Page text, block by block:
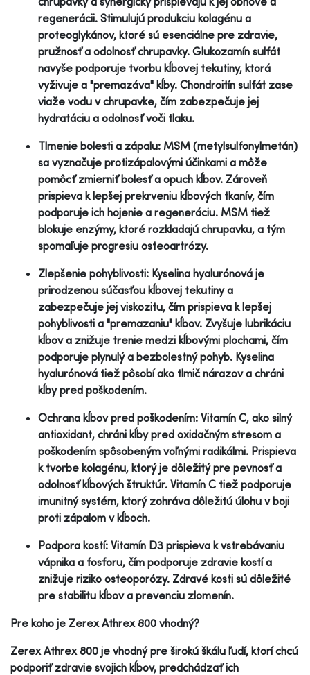
regenerácii. Stimulujú produkciu kolagénu a
proteoglykánov, ktoré sú esenciálne pre zdravie,
pružnosť a odolnosť chrupavky. Glukozamín sulfát
navyše podporuje tvorbu kĺbovej tekutiny, ktorá
vyživuje a "premazáva" kĺby. Chondroitín sulfát zase
viaže vodu v chrupavke, čím zabezpečuje jej
hydratáciu a odolnosť voči tlaku.
Tlmenie bolesti a zápalu: MSM (metylsulfonylmetán)
sa vyznačuje protizápalovými účinkami a môže
pomôcť zmierniť bolesť a opuch kĺbov. Zároveň
prispieva k lepšej prekrveniu kĺbových tkanív, čím
podporuje ich hojenie a regeneráciu. MSM tiež
blokuje enzýmy, ktoré rozkladajú chrupavku, a tým
spomaľuje progresiu osteoartrózy.
Zlepšenie pohyblivosti: Kyselina hyalurónová je
prirodzenou súčasťou kĺbovej tekutiny a
zabezpečuje jej viskozitu, čím prispieva k lepšej
pohyblivosti a "premazaniu" kĺbov. Zvyšuje lubrikáciu
kĺbov a znižuje trenie medzi kĺbovými plochami, čím
podporuje plynulý a bezbolestný pohyb. Kyselina
hyalurónová tiež pôsobí ako tlmič nárazov a chráni
kĺby pred poškodením.
Ochrana kĺbov pred poškodením: Vitamín C, ako silný
antioxidant, chráni kĺby pred oxidačným stresom a
poškodením spôsobeným voľnými radikálmi. Prispieva
k tvorbe kolagénu, ktorý je dôležitý pre pevnosť a
odolnosť kĺbových štruktúr. Vitamín C tiež podporuje
imunitný systém, ktorý zohráva dôležitú úlohu v boji
proti zápalom v kĺboch.
Podpora kostí: Vitamín D3 prispieva k vstrebávaniu
vápnika a fosforu, čím podporuje zdravie kostí a
znižuje riziko osteoporózy. Zdravé kosti sú dôležité
pre stabilitu kĺbov a prevenciu zlomenín.
Pre koho je Zerex Athrex 800 vhodný?
Zerex Athrex 800 je vhodný pre širokú škálu ľudí, ktorí chcú
podporiť zdravie svojich kĺbov, predchádzať ich